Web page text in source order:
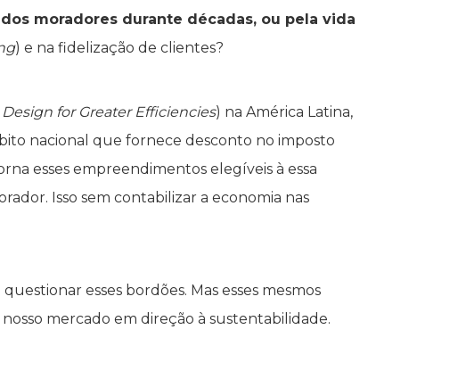
moradores durante décadas, ou pela vida
) e na fidelização de clientes?
for Greater Efficiencies) na América Latina,
nacional que fornece desconto no imposto
esses empreendimentos elegíveis à essa
Isso sem contabilizar a economia nas
esses bordões. Mas esses mesmos
mercado em direção à sustentabilidade.